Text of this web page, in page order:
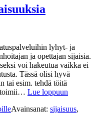
lyhyt- ja
ja opettajan sijaisia.
voi hakeutua vaikka ei
Tässä olisi hyvä
tai esim. tehdä töitä
toimii… Lue loppuun
Avainsanat: sijaisuus,